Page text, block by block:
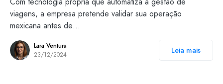
viagens, a empresa pretende validar sua operação
mexicana antes de…
Lara Ventura
23/12/2024
Leia mais